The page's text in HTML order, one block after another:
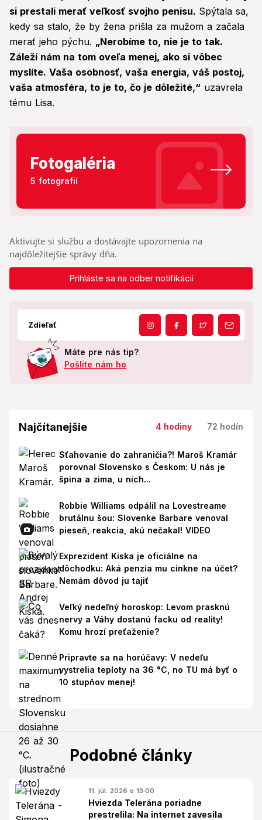
si prestali merať veľkosť svojho penisu. Spýtala sa,
kedy sa stalo, že by žena prišla za mužom a začala
merať jeho pýchu. „Nerobíme to, nie je to tak.
Záleží nám na tom oveľa menej, ako si vôbec
myslíte. Vaša osobnosť, vaša energia, váš postoj,
vaša atmosféra, to je to, čo je dôležité,“ uzavrela
tému Lisa.
Fotogaléria
5 fotografií
Aktivujte si službu a dostávajte upozornenia na
najdôležitejšie správy dňa.
Prihláste sa na odber notifikácií
Zdieľať
Máte pre nás tip?
Pošlite nám ho
Najčítanejšie 4 hodiny 72 hodín
Sťahovanie do zahraničia?! Maroš Kramár
porovnal Slovensko s Českom: U nás je
špina a zima, u nich...
Robbie Williams odpálil na Lovestreame
brutálnu šou: Slovenke Barbare venoval
pieseň, reakcia, akú nečakal! VIDEO
Exprezident Kiska je oficiálne na
dôchodku: Aká penzia mu cinkne na účet?
Nemám dôvod ju tajiť
Veľký nedeľný horoskop: Levom prasknú
nervy a Váhy dostanú facku od reality!
Komu hrozí preťaženie?
Pripravte sa na horúčavy: V nedeľu
vystrelia teploty na 36 °C, no TU má byť o
10 stupňov menej!
Podobné články
11. júl. 2026 o 13:00
Hviezda Telerána poriadne
prestrelila: Na internet zavesila